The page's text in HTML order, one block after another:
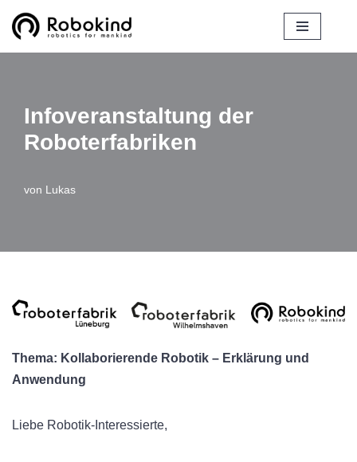
Zum
Infoveranstaltung der
Roboterfabriken
von Lukas
Thema: Kollaborierende Robotik – Erklärung und
Anwendung
Liebe Robotik-Interessierte,